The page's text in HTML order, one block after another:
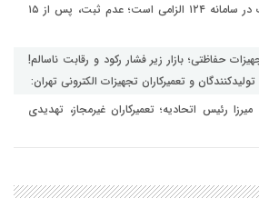
ثبت قیمت کالا و خدمات در سامانه ۱۲۴ الزامی است؛ عدم ثبت، پس از ۱۵
حفاظتی؛ بازار زیر فشار رکود و رقابت ناسالم!
و تعمیرکاران تجهیزات الکترونی تهران:
رئیس اتحادیه؛ تعمیرکاران غیرمجاز، تهدیدی